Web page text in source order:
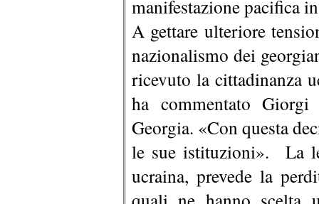
manifestazione pacifica
A gettare ulteriore
nazionalismo dei
ricevuto la cittadinanza
ha commentato Giorgi
Georgia. «Con questa
le sue istituzioni». La
ucraina, prevede la